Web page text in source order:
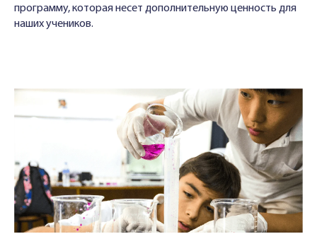
программу, которая несет дополнительную ценность для
наших учеников.